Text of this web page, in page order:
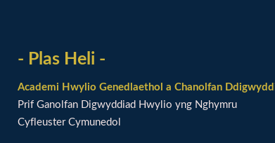
- Plas Heli -
Academi Hwylio Genedlaethol a Chanolfan
Prif Ganolfan Digwyddiad Hwylio yng Nghymru
Cyfleuster Cymunedol